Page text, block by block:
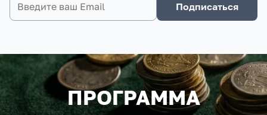
Подписаться
ПРОГРАММА